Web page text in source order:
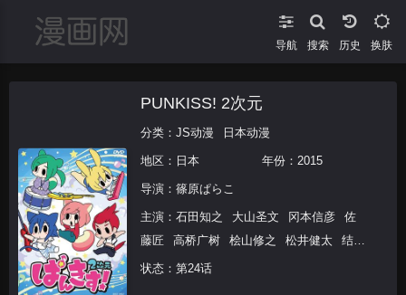
导航 搜索 换肤
PUNKISS! 2次元
分类： JS动漫 日本动漫
地区： 日本 年份： 2015
导演： 篠原ぱらこ
主演： 石田知之 大山圣文 冈本信彦
佐
藤匠
高桥广树 桧山修之 松井健太
结木
滉星
状态：第24话